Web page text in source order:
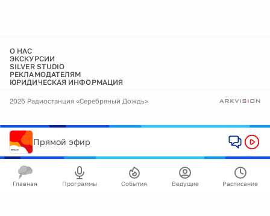
О НАС
ЭКСКУРСИИ
SILVER STUDIO
РЕКЛАМОДАТЕЛЯМ
ЮРИДИЧЕСКАЯ ИНФОРМАЦИЯ
2026 Радиостанция «Серебряный Дождь»
Прямой эфир
Главная Программы События Ведущие Расписание